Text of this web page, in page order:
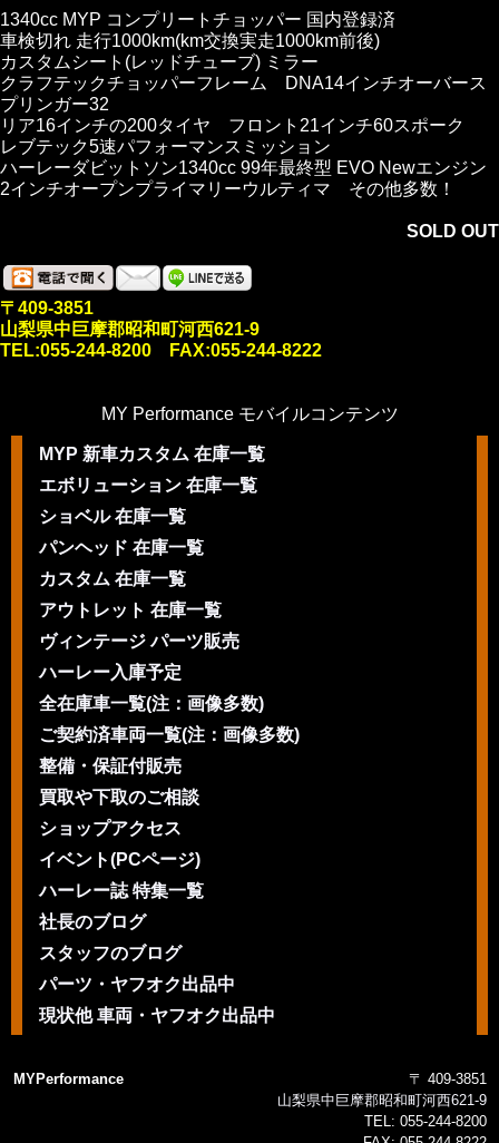
1340cc MYP コンプリートチョッパー 国内登録済
車検切れ 走行1000km(km交換実走1000km前後)
カスタムシート(レッドチューブ) ミラー
クラフテックチョッパーフレーム DNA14インチオーバース
プリンガー32
リア16インチの200タイヤ フロント21インチ60スポーク
レブテック5速パフォーマンスミッション
ハーレーダビットソン1340cc 99年最終型 EVO Newエンジン
2インチオープンプライマリーウルティマ その他多数！
SOLD OUT
〒409-3851
山梨県中巨摩郡昭和町河西621-9
TEL:055-244-8200 FAX:055-244-8222
MY Performance モバイルコンテンツ
MYP 新車カスタム 在庫一覧
エボリューション 在庫一覧
ショベル 在庫一覧
パンヘッド 在庫一覧
カスタム 在庫一覧
アウトレット 在庫一覧
ヴィンテージ パーツ販売
ハーレー入庫予定
全在庫車一覧(注：画像多数)
ご契約済車両一覧(注：画像多数)
整備・保証付販売
買取や下取のご相談
ショップアクセス
イベント(PCページ)
ハーレー誌 特集一覧
社長のブログ
スタッフのブログ
パーツ・ヤフオク出品中
現状他 車両・ヤフオク出品中
MYPerformance
〒 409-3851
山梨県中巨摩郡昭和町河西621-9
TEL: 055-244-8200